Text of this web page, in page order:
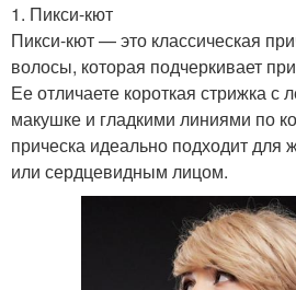
1. Пикси-кют
Пикси-кют — это классическая
волосы, которая подчеркивает
Ее отличаете короткая стрижка с
макушке и гладкими линиями по
прическа идеально подходит
или сердцевидным лицом.